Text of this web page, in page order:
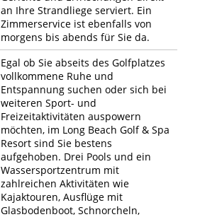
an Ihre Strandliege serviert. Ein
Zimmerservice ist ebenfalls von
morgens bis abends für Sie da.
Egal ob Sie abseits des Golfplatzes
vollkommene Ruhe und
Entspannung suchen oder sich bei
weiteren Sport- und
Freizeitaktivitäten auspowern
möchten, im Long Beach Golf & Spa
Resort sind Sie bestens
aufgehoben. Drei Pools und ein
Wassersportzentrum mit
zahlreichen Aktivitäten wie
Kajaktouren, Ausflüge mit
Glasbodenboot, Schnorcheln,